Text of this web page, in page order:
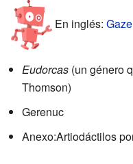
En inglés:
Eudorcas (un género
Thomson)
Gerenuc
Anexo:Artiodáctilos